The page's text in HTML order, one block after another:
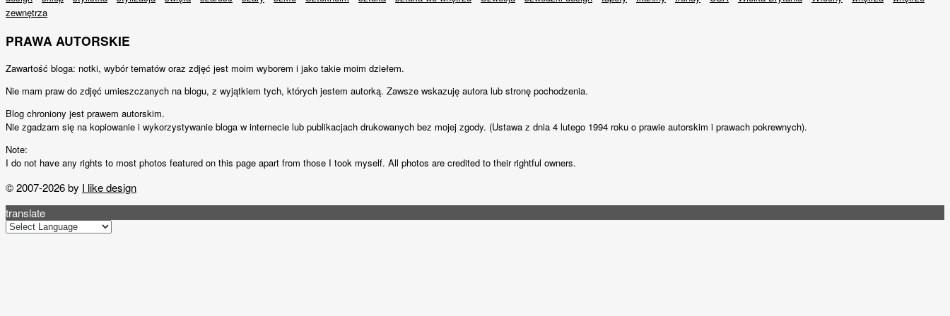
zewnętrza
PRAWA AUTORSKIE
Zawartość bloga: notki, wybór tematów oraz zdjęć jest moim wyborem i jako takie moim dziełem.
Nie mam praw do zdjęć umieszczanych na blogu, z wyjątkiem tych, których jestem autorką. Zawsze wskazuję autora lub stronę pochodzenia.
Blog chroniony jest prawem autorskim.
Nie zgadzam się na kopiowanie i wykorzystywanie bloga w internecie lub publikacjach drukowanych bez mojej zgody. (Ustawa z dnia 4 lutego 1994 roku o prawie autorskim i prawach pokrewnych).
Note:
I do not have any rights to most photos featured on this page apart from those I took myself. All photos are credited to their rightful owners.
© 2007-2026 by I like design
translate